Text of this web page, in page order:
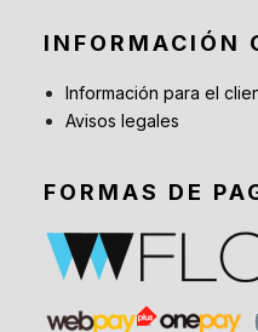
INFORMACIÓN
Información para el
Avisos legales
FORMAS DE